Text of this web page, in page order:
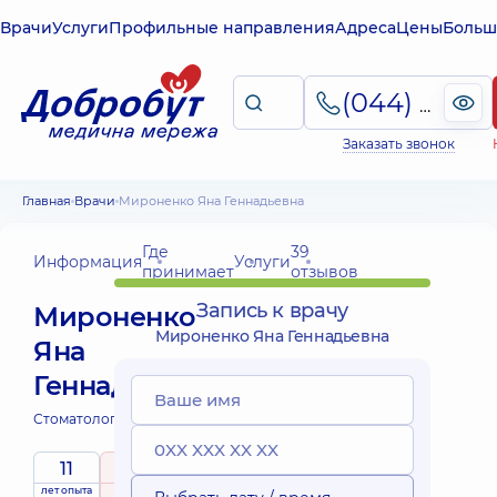
ВрачиУслугиПрофильные направленияАдресаЦены
(044) 495-2-888
Заказать звонок
Главная Врачи Мироненко Яна Геннадьевна
ИнформацияГде
принимаетУслуги39
отзывов
Мироненко
Яна
Геннадьевна
Стоматолог-терапевт;
11
лет опыта
5 / 5
рейтингна основе
Запись к врачу
Мироненко Яна Геннадьевна